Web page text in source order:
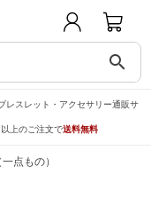
search
レスレット・アクセサリー通販サ
上のご注文で送料無料
点もの）